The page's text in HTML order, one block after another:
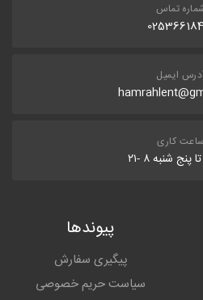
تماس
ایمیل
ساعت کاری
پنج شنبه ۸ -۲۱
پیوندها
پیگیری سفارش
سیاست حریم خصوصی